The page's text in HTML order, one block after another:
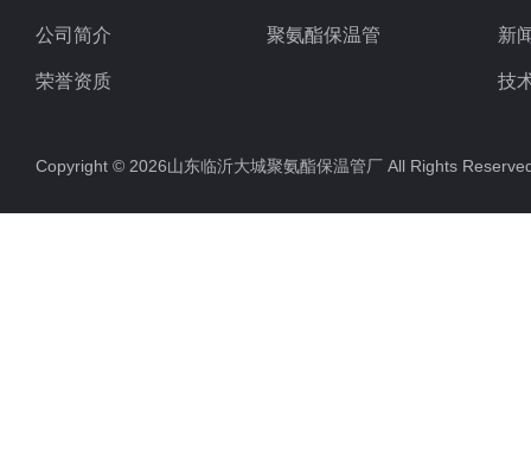
公司简介
荣誉资质
聚氨酯保温管 新
技
Copyright © 2026山东临沂大城聚氨酯保温管厂 All Rights